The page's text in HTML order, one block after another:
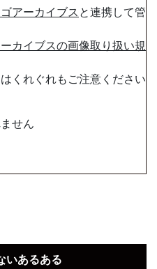
アーカイブス と連携して管
カイブスの画像取り扱い規
くれぐれもご注意ください
せん
いあるある